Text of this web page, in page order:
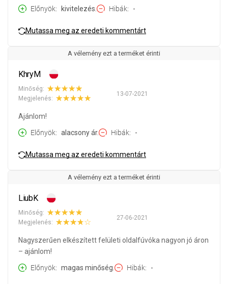
Előnyök
kivitelezés. Hibák -
Mutassa meg az eredeti kommentárt
A vélemény ezt a terméket érinti
KhryM
13-07-2021
Minőség:
Megjelenés:
Ajánlom!
Előnyök
alacsony ár. Hibák -
Mutassa meg az eredeti kommentárt
A vélemény ezt a terméket érinti
LiubK
27-06-2021
Minőség:
Megjelenés:
Nagyszerűen elkészített felületi oldalfúvóka nagyon jó áron
– ajánlom!
Előnyök
magas minőség. Hibák -